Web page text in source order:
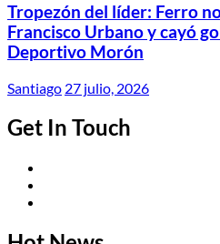
Tropezón del líder: Ferro
Francisco Urbano y cayó
Deportivo Morón
Santiago 27 julio, 2026
Get In Touch